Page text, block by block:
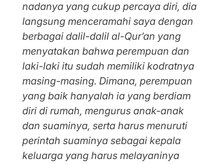
nadanya yang cukup percaya diri, dia
langsung menceramahi saya dengan
berbagai dalil-dalil al-Qur’an yang
menyatakan bahwa perempuan dan
laki-laki itu sudah memiliki kodratnya
masing-masing. Dimana, perempuan
yang baik hanyalah ia yang berdiam
diri di rumah, mengurus anak-anak
dan suaminya, serta harus menuruti
perintah suaminya sebagai kepala
keluarga yang harus melayaninya